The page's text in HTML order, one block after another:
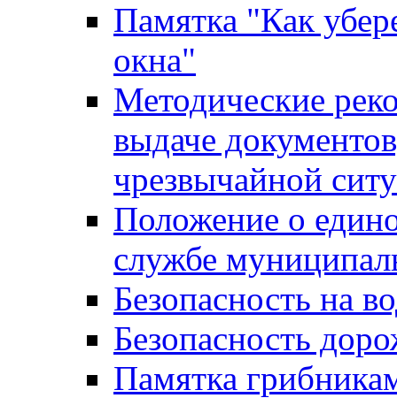
Памятка "Как
окна"
Методические
выдаче
чрезвычайной
Положение о
службе
Безопасность на
Безопасность
Памятка